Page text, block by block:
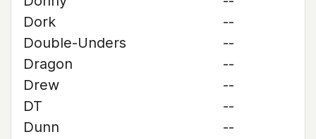
Dork
--
Double-Unders
--
Dragon
--
Drew
--
DT
--
Dunn
--